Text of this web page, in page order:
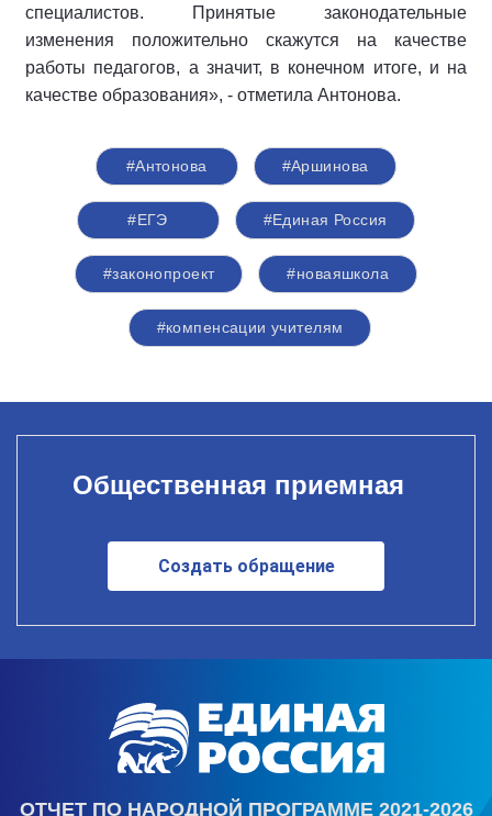
специалистов. Принятые законодательные
изменения положительно скажутся на качестве
работы педагогов, а значит, в конечном итоге, и на
качестве образования», - отметила Антонова.
#Антонова #Аршинова
#ЕГЭ #Единая Россия
#законопроект #новаяшкола
#компенсации учителям
Общественная приемная
Создать обращение
ОТЧЕТ ПО НАРОДНОЙ ПРОГРАММЕ 2021-2026